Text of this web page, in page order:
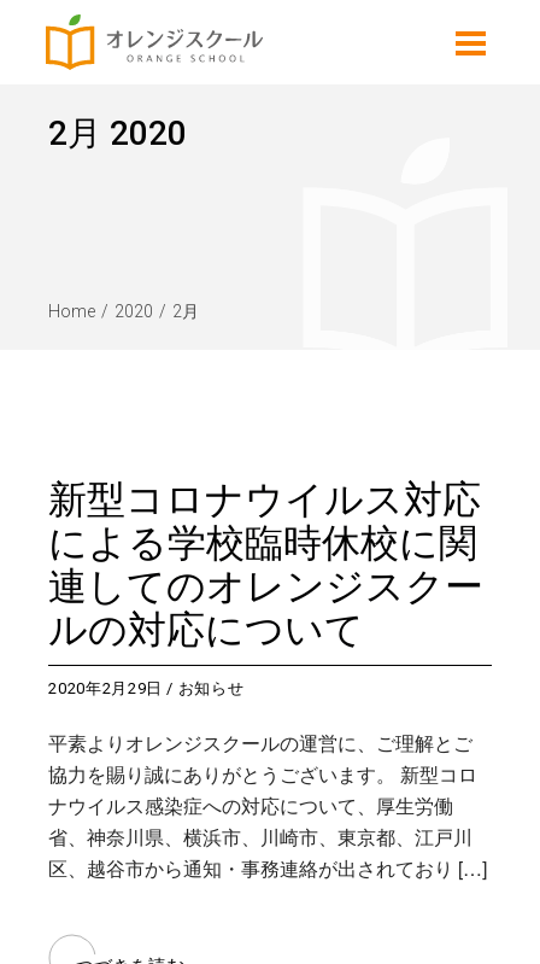
2月 2020
Home 2020 2月
新型コロナウイルス対応
による学校臨時休校に関
連してのオレンジスクー
ルの対応について
2020年2月29日 お知らせ
平素よりオレンジスクールの運営に、ご理解とご
協力を賜り誠にありがとうございます。 新型コロ
ナウイルス感染症への対応について、厚生労働
省、神奈川県、横浜市、川崎市、東京都、江戸川
区、越谷市から通知・事務連絡が出されており […]